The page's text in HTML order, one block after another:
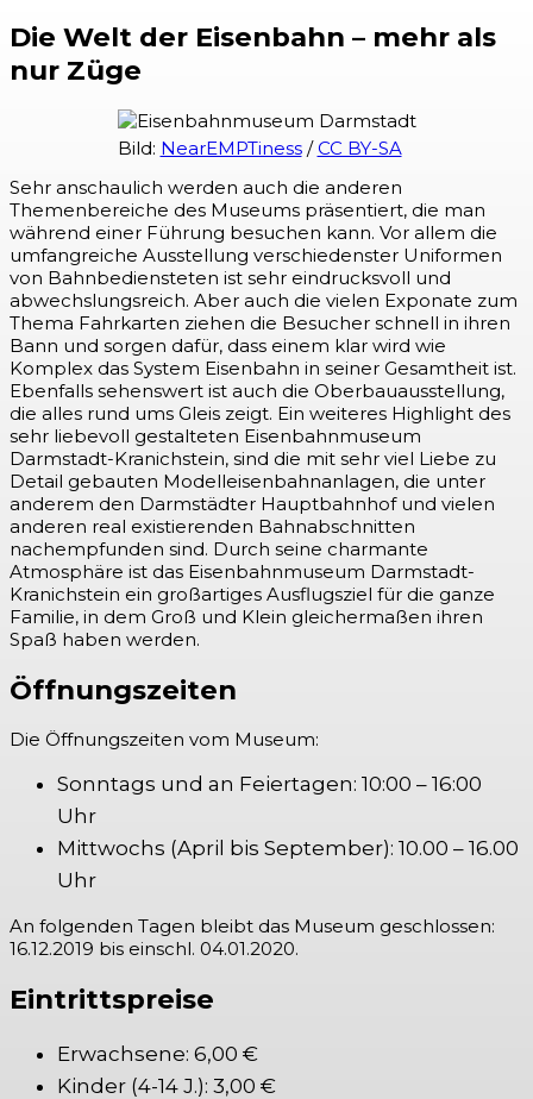
Die Welt der Eisenbahn – mehr als
nur Züge
Bild: NearEMPTiness/CC BY-SA
Sehr anschaulich werden auch die anderen
Themenbereiche des Museums präsentiert, die man
während einer Führung besuchen kann. Vor allem die
umfangreiche Ausstellung verschiedenster Uniformen
von Bahnbediensteten ist sehr eindrucksvoll und
abwechslungsreich. Aber auch die vielen Exponate zum
Thema Fahrkarten ziehen die Besucher schnell in ihren
Bann und sorgen dafür, dass einem klar wird wie
Komplex das System Eisenbahn in seiner Gesamtheit ist.
Ebenfalls sehenswert ist auch die Oberbauausstellung,
die alles rund ums Gleis zeigt. Ein weiteres Highlight des
sehr liebevoll gestalteten Eisenbahnmuseum
Darmstadt-Kranichstein, sind die mit sehr viel Liebe zu
Detail gebauten Modelleisenbahnanlagen, die unter
anderem den Darmstädter Hauptbahnhof und vielen
anderen real existierenden Bahnabschnitten
nachempfunden sind. Durch seine charmante
Atmosphäre ist das Eisenbahnmuseum Darmstadt-
Kranichstein ein großartiges Ausflugsziel für die ganze
Familie, in dem Groß und Klein gleichermaßen ihren
Spaß haben werden.
Öffnungszeiten
Die Öffnungszeiten vom Museum:
Sonntags und an Feiertagen: 10:00 – 16:00
Uhr
Mittwochs (April bis September): 10.00 – 16.00
Uhr
An folgenden Tagen bleibt das Museum geschlossen:
16.12.2019 bis einschl. 04.01.2020.
Eintrittspreise
Erwachsene: 6,00 €
Kinder (4-14 J.): 3,00 €